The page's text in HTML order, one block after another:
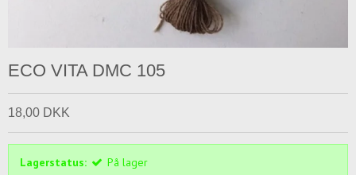
ECO VITA DMC 105
18,00 DKK
Lagerstatus: På lager